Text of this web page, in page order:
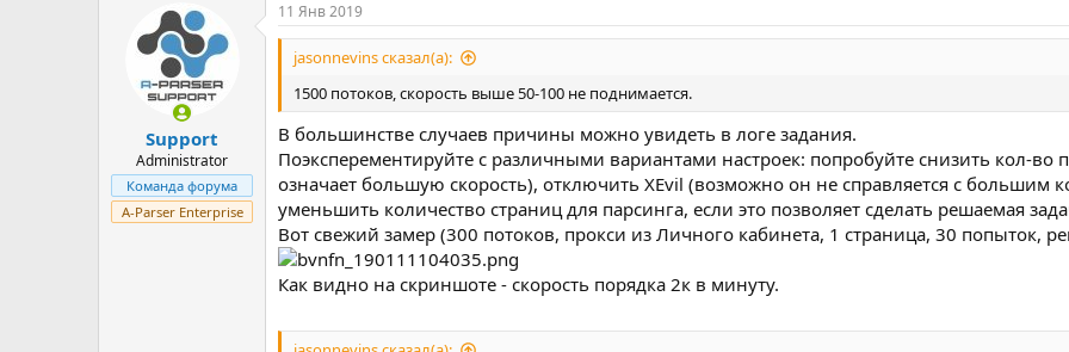
Support
Administrator
Команда форума
A-Parser Enterprise
11 Янв 2019
jasonnevins сказал(а):
1500 потоков, скорость выше 50-100 не поднимается.
В большинстве случаев причины можно увидеть в логе задания.
Поэксперементируйте с различными вариантами настроек: попробуйте снизить кол-во
означает большую скорость), отключить XEvil (возможно он не справляется с большим
уменьшить количество страниц для парсинга, если это позволяет сделать решаемая
Вот свежий замер (300 потоков, прокси из Личного кабинета, 1 страница, 30 попыток,
Как видно на скриншоте - скорость порядка 2к в минуту.